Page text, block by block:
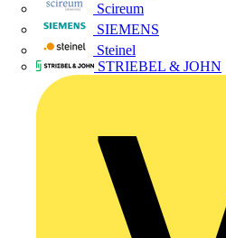
Scireum
SIEMENS
Steinel
STRIEBEL & JOHN